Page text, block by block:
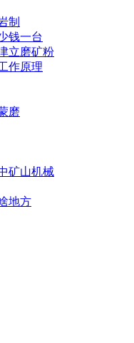
制
钱一台
立磨矿粉
作原理
磨
矿山机械
地方